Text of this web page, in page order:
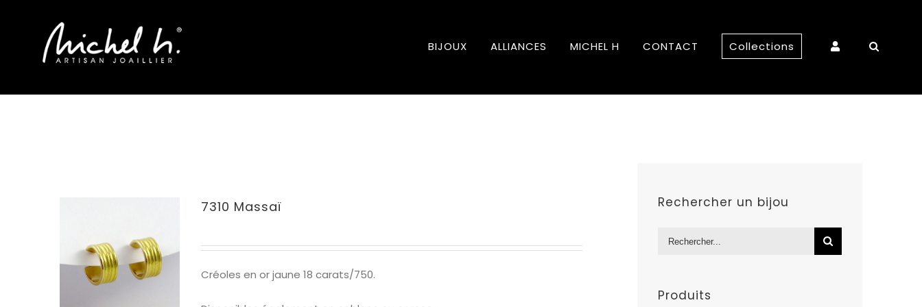
BIJOUX ALLIANCES MICHEL H CONTACT Collections
7310 Massaï
Créoles en or jaune 18 carats/750.
Rechercher un bijou
Rechercher:
Produits